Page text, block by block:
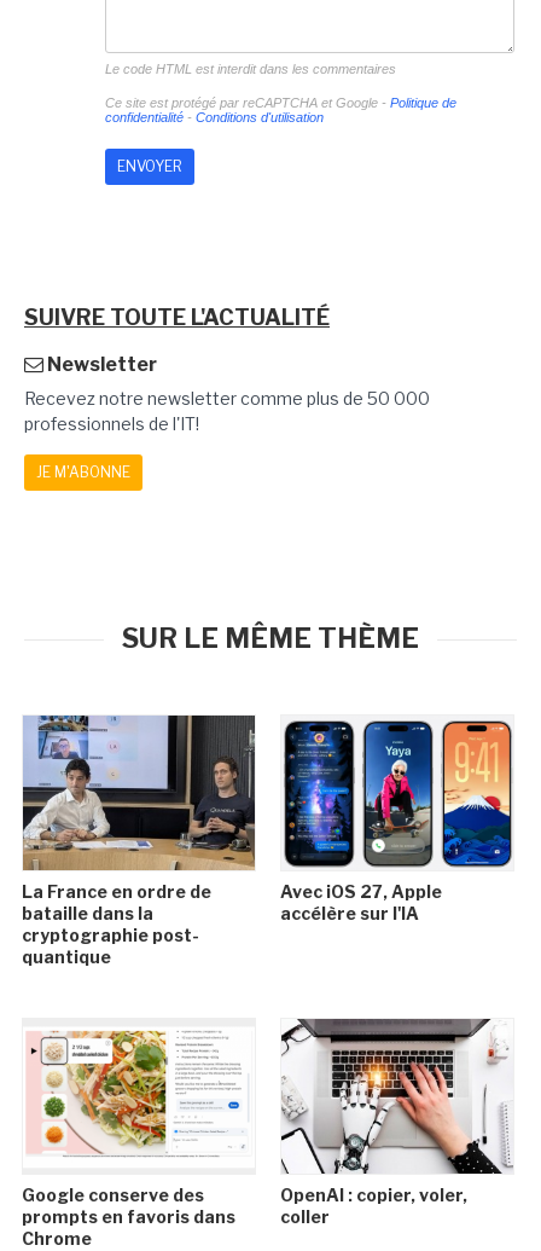
Le code HTML est interdit dans les commentaires
Ce site est protégé par reCAPTCHA et Google - Politique de
confidentialité- Conditions d'utilisation
SUIVRE TOUTE L'ACTUALITÉ
Newsletter
Recevez notre newsletter comme plus de 50 000
professionnels de l'IT!
JE M'ABONNE
SUR LE MÊME THÈME
La France en ordre de
bataille dans la
cryptographie post-
quantique
Avec iOS 27, Apple
accélère sur l'IA
Google conserve des
prompts en favoris dans
Chrome
OpenAI : copier, voler,
coller